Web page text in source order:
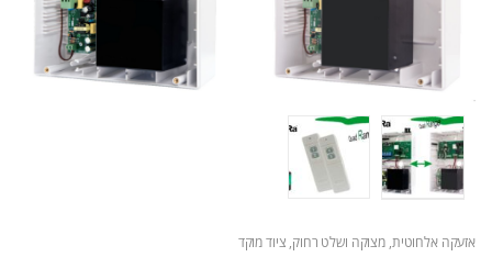
אזעקה אלחוטית, מצוקה ושלט רחוק, ציוד מוקד